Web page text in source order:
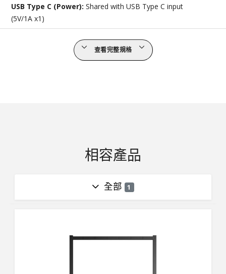
USB Type C (Power):Shared with USB Type C input
(5V/1A x1)
查看完整規格
相容產品
全部 1